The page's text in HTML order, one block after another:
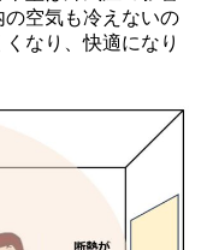
空気も冷えないの
なり、快適になり